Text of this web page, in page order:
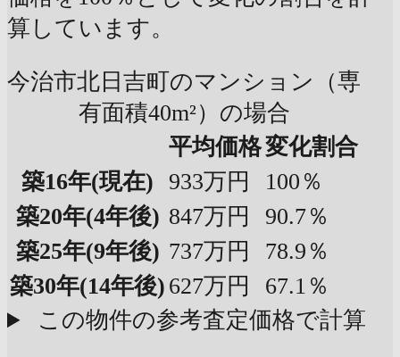
算しています。
今治市北日吉町のマンション（専
有面積40m²）の場合
平均価格変化割合
築16年(現在) 933万円
100％
築20年(4年後) 847万円
90.7％
築25年(9年後) 737万円
78.9％
築30年(14年後) 627万円
67.1％
この物件の参考査定価格で計算